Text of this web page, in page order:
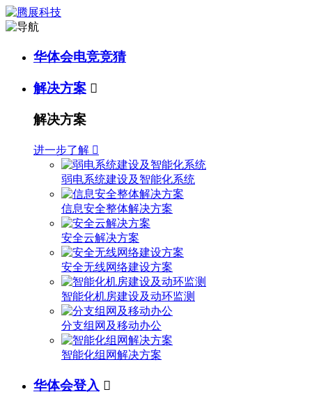
华体会电竞竞猜
解决方案 
解决方案
进一步了解 
弱电系统建设及智能化系统
信息安全整体解决方案
安全云解决方案
安全无线网络建设方案
智能化机房建设及动环监测
分支组网及移动办公
智能化组网解决方案
华体会登入 